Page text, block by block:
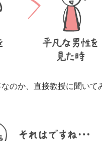
のか、直接教授に聞いて